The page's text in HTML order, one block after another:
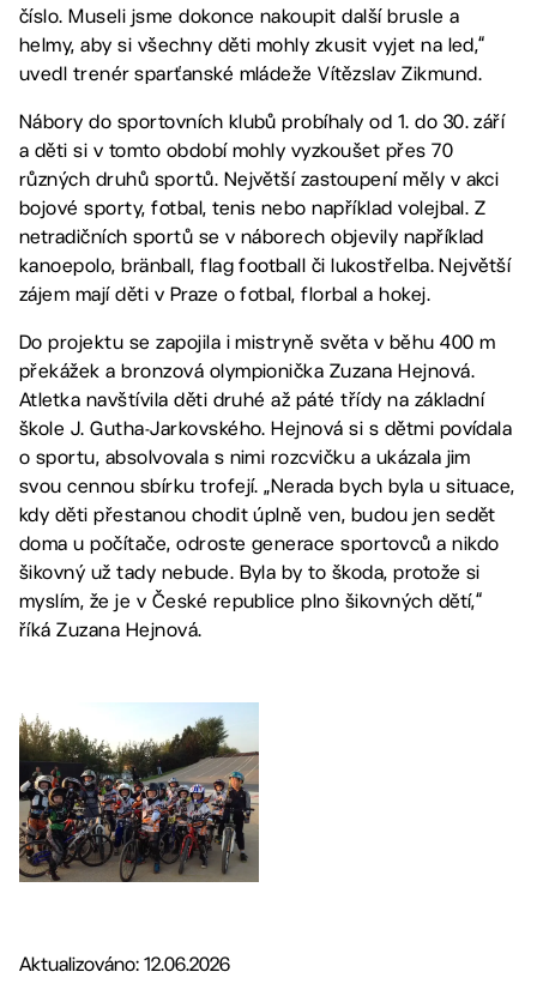
číslo. Museli jsme dokonce nakoupit další brusle a
helmy, aby si všechny děti mohly zkusit vyjet na led,“
uvedl trenér sparťanské mládeže Vítězslav Zikmund.
Nábory do sportovních klubů probíhaly od 1. do 30. září
a děti si v tomto období mohly vyzkoušet přes 70
různých druhů sportů. Největší zastoupení měly v akci
bojové sporty, fotbal, tenis nebo například volejbal. Z
netradičních sportů se v náborech objevily například
kanoepolo, bränball, flag football či lukostřelba. Největší
zájem mají děti v Praze o fotbal, florbal a hokej.
Do projektu se zapojila i mistryně světa v běhu 400 m
překážek a bronzová olympionička Zuzana Hejnová.
Atletka navštívila děti druhé až páté třídy na základní
škole J. Gutha-Jarkovského. Hejnová si s dětmi povídala
o sportu, absolvovala s nimi rozcvičku a ukázala jim
svou cennou sbírku trofejí. „Nerada bych byla u situace,
kdy děti přestanou chodit úplně ven, budou jen sedět
doma u počítače, odroste generace sportovců a nikdo
šikovný už tady nebude. Byla by to škoda, protože si
myslím, že je v České republice plno šikovných dětí,“
říká Zuzana Hejnová.
Aktualizováno: 12.06.2026